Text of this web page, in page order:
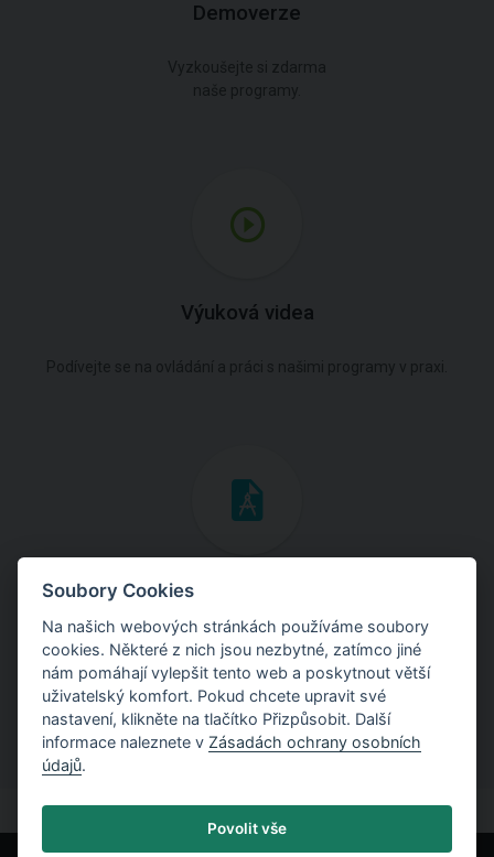
Demoverze
Výuková videa
Inženýrské manuály
Stáhněte si manuály s teoretickými i praktickými ukázkami
použití programů.
Soubory Cookies
Na našich webových stránkách používáme soubory
cookies. Některé z nich jsou nezbytné, zatímco jiné
nám pomáhají vylepšit tento web a poskytnout větší
uživatelský komfort. Pokud chcete upravit své
nastavení, klikněte na tlačítko Přizpůsobit. Další
informace naleznete v Zásadách ochrany osobních
údajů.
Povolit vše